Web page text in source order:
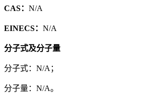
CAS： N/A
EINECS： N/A
分子式及分子量
分子式：N/A；
分子量：N/A。